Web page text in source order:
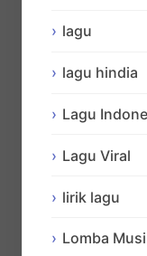
lagu
lagu hindia
Lagu
Lagu Viral
lirik lagu
Lomba